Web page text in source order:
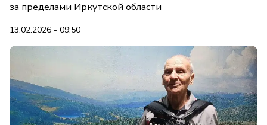
за пределами Иркутской области
13.02.2026 - 09:50